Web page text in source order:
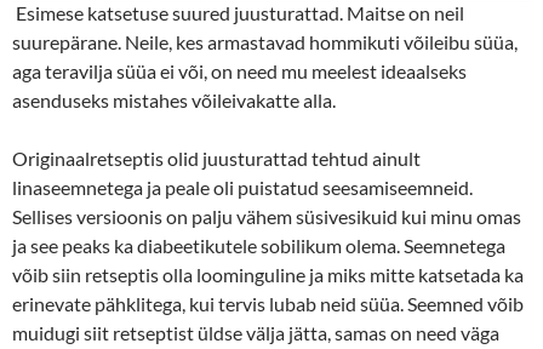
Esimese katsetuse suured juusturattad. Maitse on neil
suurepärane. Neile, kes armastavad hommikuti võileibu süüa,
aga teravilja süüa ei või, on need mu meelest ideaalseks
asenduseks mistahes võileivakatte alla.
Originaalretseptis olid juusturattad tehtud ainult
linaseemnetega ja peale oli puistatud seesamiseemneid.
Sellises versioonis on palju vähem süsivesikuid kui minu omas
ja see peaks ka diabeetikutele sobilikum olema. Seemnetega
võib siin retseptis olla loominguline ja miks mitte katsetada ka
erinevate pähklitega, kui tervis lubab neid süüa. Seemned võib
muidugi siit retseptist üldse välja jätta, samas on need väga